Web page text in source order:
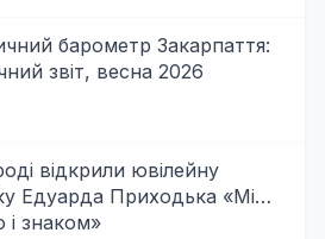
барометр Закарпаття:
звіт, весна 2026
відкрили ювілейну
Едуарда Приходька «Між
знаком»